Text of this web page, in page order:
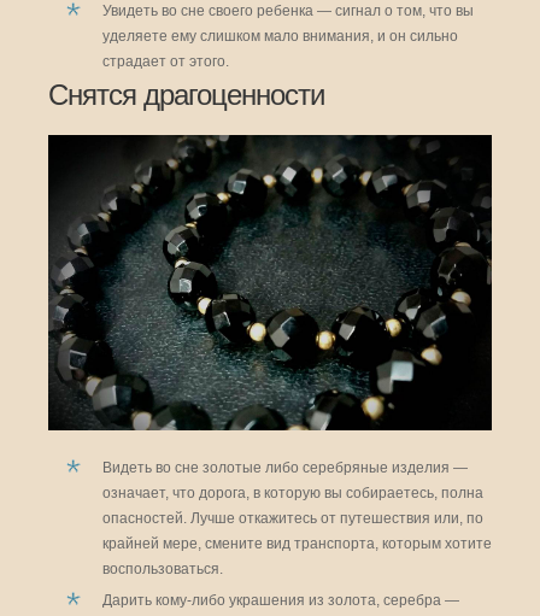
Увидеть во сне своего ребенка — сигнал о том, что вы
уделяете ему слишком мало внимания, и он сильно
страдает от этого.
Снятся драгоценности
Видеть во сне золотые либо серебряные изделия —
означает, что дорога, в которую вы собираетесь, полна
опасностей. Лучше откажитесь от путешествия или, по
крайней мере, смените вид транспорта, которым хотите
воспользоваться.
Дарить кому-либо украшения из золота, серебра —